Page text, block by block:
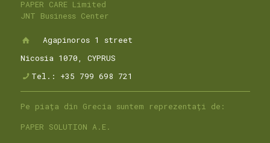
PAPER CARE Limited
JNT Business Center
Agapinoros 1 street
Nicosia 1070, CYPRUS
Tel.: +35 799 698 721
Pe piața din Grecia suntem reprezentați de:
PAPER SOLUTION A.E.